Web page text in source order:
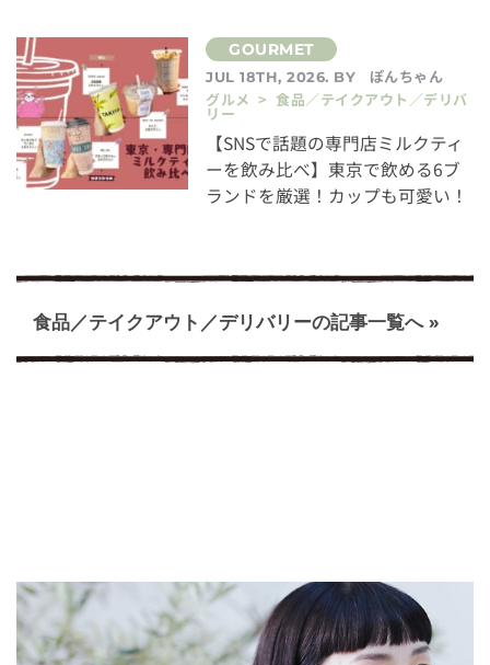
JUL 18TH, 2026. BY
ぽんちゃん
グルメ > 食品／テイクアウト／デリバ
リー
【SNSで話題の専門店ミルクティ
ーを飲み比べ】東京で飲める6ブ
ランドを厳選！カップも可愛い！
食品／テイクアウト／デリバリーの記事一覧へ »